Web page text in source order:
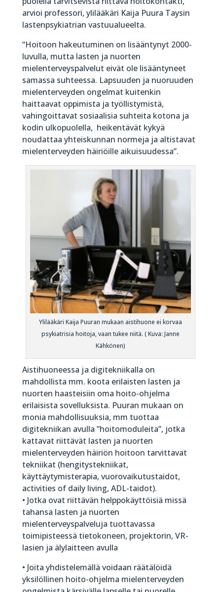
arvioi professori, ylilääkäri Kaija Puura Taysin
lastenpsykiatrian vastuualueelta.
“Hoitoon hakeutuminen on lisääntynyt 2000-
luvulla, mutta lasten ja nuorten
mielenterveyspalvelut eivät ole lisääntyneet
samassa suhteessa. Lapsuuden ja nuoruuden
mielenterveyden ongelmat kuitenkin
haittaavat oppimista ja työllistymistä,
vahingoittavat sosiaalisia suhteita kotona ja
kodin ulkopuolella, heikentävät kykyä
noudattaa yhteiskunnan normeja ja altistavat
mielenterveyden häiriöille aikuisuudessa”.
Ylilääkäri Kaija Puuran mukaan aistihuone ei korvaa
psykiatrisia hoitoja, vaan tukee niitä. ( Kuva: Janne
Kähkönen)
Aistihuoneessa ja digitekniikalla on
mahdollista mm. koota erilaisten lasten ja
nuorten haasteisiin oma hoito-ohjelma
erilaisista sovelluksista. Puuran mukaan on
monia mahdollisuuksia, mm tuottaa
digitekniikan avulla ”hoitomoduleita”, jotka
kattavat riittävät lasten ja nuorten
mielenterveyden häiriön hoitoon tarvittavat
tekniikat (hengitystekniikat,
käyttäytymisterapia, vuorovaikutustaidot,
activities of daily living, ADL-taidot).
• Jotka ovat riittävän helppokäyttöisiä missä
tahansa lasten ja nuorten
mielenterveyspalveluja tuottavassa
toimipisteessä tietokoneen, projektorin, VR-
lasien ja älylaitteen avulla
• Joita yhdistelemällä voidaan räätälöidä
yksilöllinen hoito-ohjelma mielenterveyden